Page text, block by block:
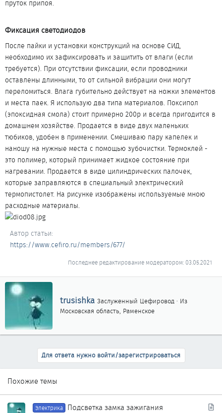
пруток припоя.
Фиксация светодиодов​
После пайки и установки конструкций на основе СИД,
необходимо их зафиксировать и защитить от влаги (если
требуется). При отсутствии фиксации, если проводники
оставлены длинными, то от сильной вибрации они могут
переломиться. Влага губительно действует на ножки элементов
и места паек. Я использую два типа материалов. Поксипол
(эпоксидная смола) стоит примерно 200р и всегда пригодится в
домашнем хозяйстве. Продается в виде двух маленьких
тюбиков, удобен в применении. Смешиваю пару капелек и
наношу на нужные места с помощью зубочистки. Термоклей -
это полимер, который принимает жидкое состояние при
нагревании. Продается в виде цилиндрических палочек,
которые заправляются в специальный электрический
термопистолет. На рисунке изображены используемые мною
расходные материалы.
Автор статьи
https://www.cefiro.ru/members/677/
Последнее редактирование модератором:03.05.2021
А
в
т
р
trusishka Заслуженный Цефировод · Из
Московская область, Раменское
Для ответа нужно войти/зарегистрироваться
Похожие темы
Электрика Подсветка замка зажигания